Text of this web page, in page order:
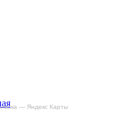
— Яндекс Карты